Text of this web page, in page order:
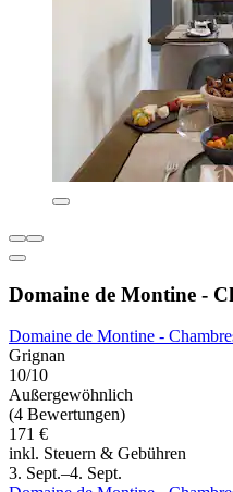
Domaine de Montine -
Domaine de Montine -
Grignan
10/10
Außergewöhnlich
(4 Bewertungen)
171 €
inkl. Steuern & Gebühren
3. Sept.–4. Sept.